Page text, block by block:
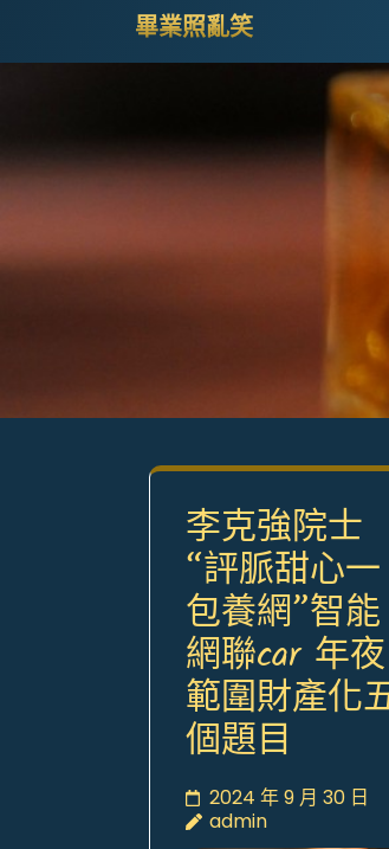
Enter)
畢業照亂笑
李克強院士
“評脈甜心一
包養網”智能
網聯car 年夜
範圍財產化
個題目
2024 年 9 月 30 日
admin